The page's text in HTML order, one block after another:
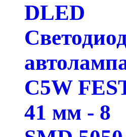
DLED
C5W
41 мм - 8